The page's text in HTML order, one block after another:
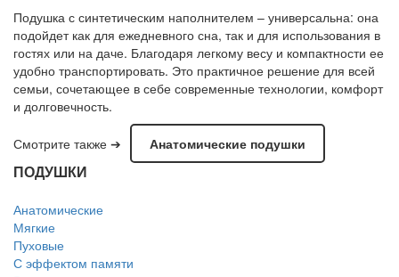
Подушка с синтетическим наполнителем – универсальна: она
подойдет как для ежедневного сна, так и для использования в
гостях или на даче. Благодаря легкому весу и компактности ее
удобно транспортировать. Это практичное решение для всей
семьи, сочетающее в себе современные технологии, комфорт
и долговечность.
Смотрите также ➔ Анатомические подушки
ПОДУШКИ
Анатомические
Мягкие
Пуховые
С эффектом памяти